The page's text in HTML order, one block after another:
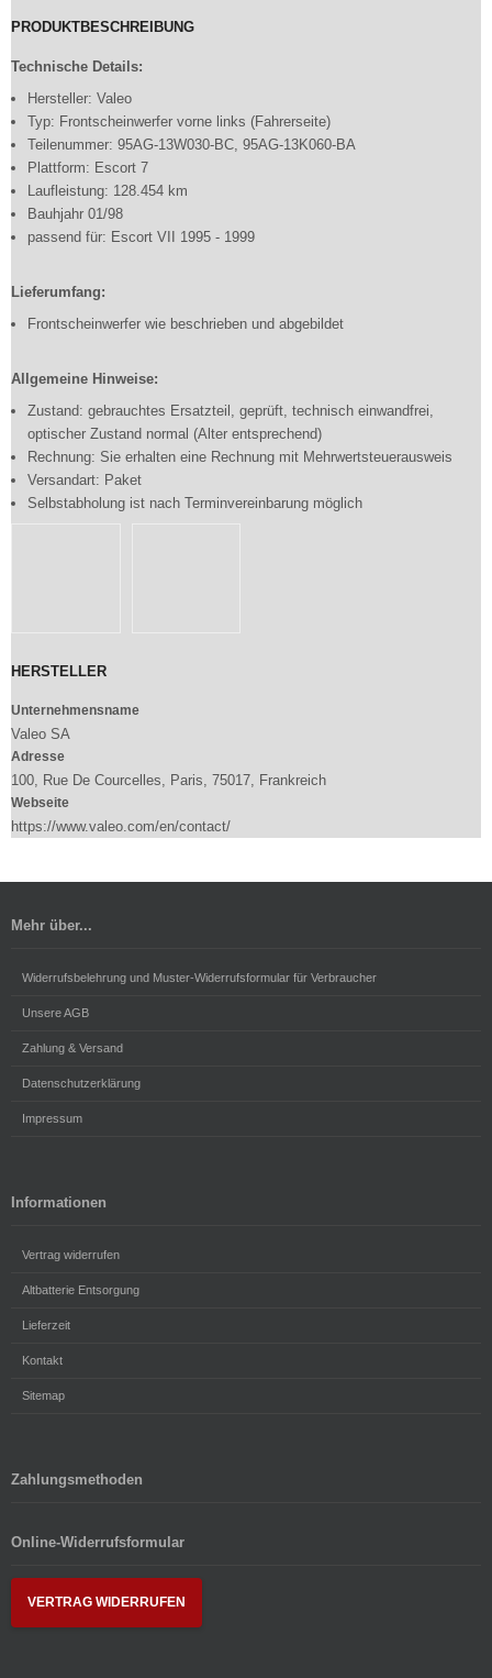
PRODUKTBESCHREIBUNG
Technische Details:
Hersteller: Valeo
Typ: Frontscheinwerfer vorne links (Fahrerseite)
Teilenummer: 95AG-13W030-BC, 95AG-13K060-BA
Plattform: Escort 7
Laufleistung: 128.454 km
Bauhjahr 01/98
passend für: Escort VII 1995 - 1999
Lieferumfang:
Frontscheinwerfer wie beschrieben und abgebildet
Allgemeine Hinweise:
Zustand: gebrauchtes Ersatzteil, geprüft, technisch einwandfrei,
optischer Zustand normal (Alter entsprechend)
Rechnung: Sie erhalten eine Rechnung mit Mehrwertsteuerausweis
Versandart: Paket
Selbstabholung ist nach Terminvereinbarung möglich
HERSTELLER
Unternehmensname
Valeo SA
Adresse
100, Rue De Courcelles, Paris, 75017, Frankreich
Webseite
https://www.valeo.com/en/contact/
Mehr über...
Widerrufsbelehrung und Muster-Widerrufsformular für Verbraucher
Unsere AGB
Zahlung & Versand
Datenschutzerklärung
Impressum
Informationen
Vertrag widerrufen
Altbatterie Entsorgung
Lieferzeit
Kontakt
Sitemap
Zahlungsmethoden
Online-Widerrufsformular
VERTRAG WIDERRUFEN